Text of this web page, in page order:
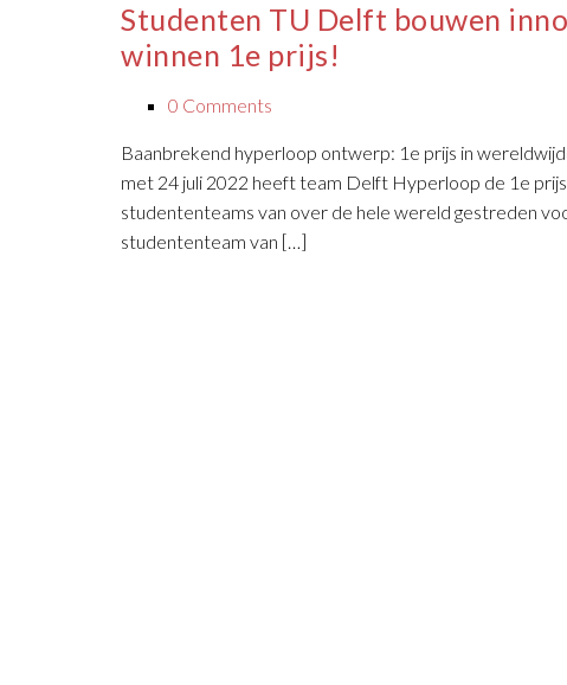
Studenten TU Delft bouwen
winnen 1e prijs!
0 Comments
Baanbrekend hyperloop ontwerp: 1e prijs in
met 24 juli 2022 heeft team Delft Hyperloop de 1e
studententeams van over de hele wereld gestreden
studententeam van […]